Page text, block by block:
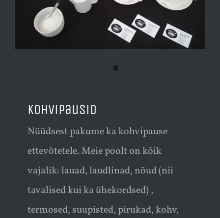
Kohvipausid
Nüüdsest pakume ka kohvipause
ettevõtetele. Meie poolt on kõik
vajalik: lauad, laudlinad, nõud (nii
tavalised kui ka ühekordsed) ,
termosed, suupisted, pirukad, kohv,